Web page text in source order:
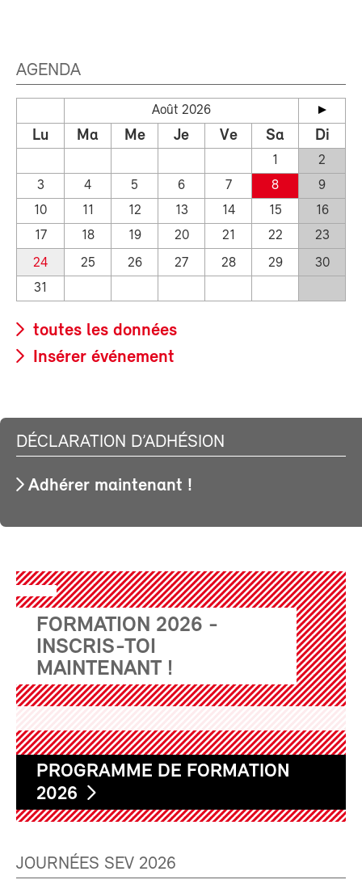
AGENDA
Août 2026
Lu Ma Me Je Ve Sa Di
1
2
3
4 5 6 7 8
9
10
11 12 13 14 15
16
17
18 19 20 21 22
23
24
25 26 27 28 29
30
31
toutes les données
Insérer événement
DÉCLARATION D’ADHÉSION
Adhérer maintenant !
FORMATION 2026 -
INSCRIS-TOI
MAINTENANT !
PROGRAMME DE FORMATION
2026
JOURNÉES SEV 2026